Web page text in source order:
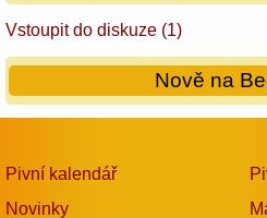
Vstoupit do diskuze (1)
Nově na
Pivní kalendář
Novinky